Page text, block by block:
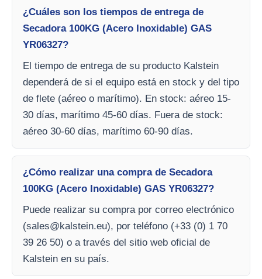
¿Cuáles son los tiempos de entrega de
Secadora 100KG (Acero Inoxidable) GAS
YR06327?
El tiempo de entrega de su producto Kalstein
dependerá de si el equipo está en stock y del tipo
de flete (aéreo o marítimo). En stock: aéreo 15-
30 días, marítimo 45-60 días. Fuera de stock:
aéreo 30-60 días, marítimo 60-90 días.
¿Cómo realizar una compra de Secadora
100KG (Acero Inoxidable) GAS YR06327?
Puede realizar su compra por correo electrónico
(sales@kalstein.eu), por teléfono (+33 (0) 1 70
39 26 50) o a través del sitio web oficial de
Kalstein en su país.